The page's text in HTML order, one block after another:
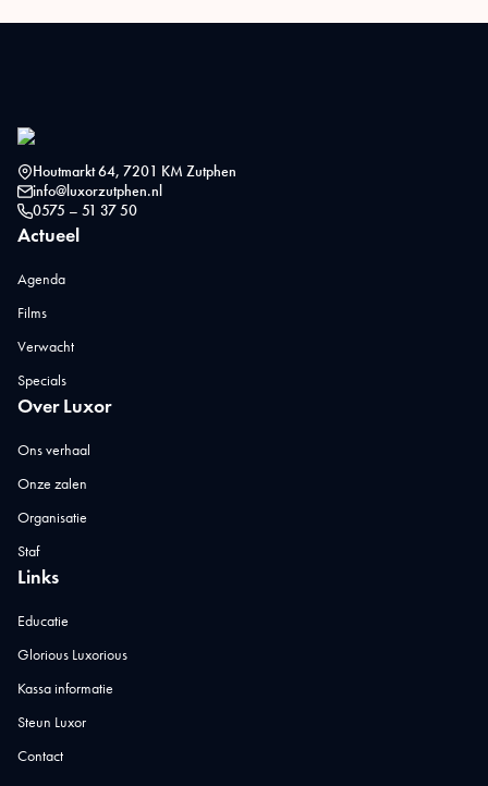
Houtmarkt 64, 7201 KM Zutphen
info@luxorzutphen.nl
0575 – 51 37 50
Actueel
Agenda
Films
Verwacht
Specials
Over Luxor
Ons verhaal
Onze zalen
Organisatie
Staf
Links
Educatie
Glorious Luxorious
Kassa informatie
Steun Luxor
Contact